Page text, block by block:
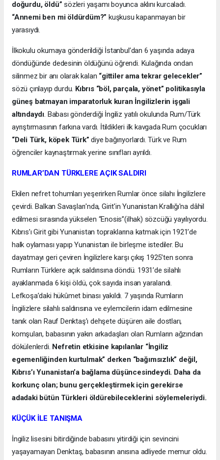
doğurdu, öldü” sözleri yaşamı boyunca aklını kurcaladı.
“Annemi ben mi öldürdüm?”kuşkusu kapanmayan bir
yarasıydı.
İlkokulu okumaya gönderildiği İstanbul’dan 6 yaşında adaya
döndüğünde dedesinin öldüğünü öğrendi. Kulağında ondan
silinmez bir anı olarak kalan “gittiler ama tekrar gelecekler”
sözü çınlayıp durdu. Kıbrıs “böl, parçala, yönet” politikasıyla
güneş batmayan imparatorluk kuran İngilizlerin işgali
altındaydı. Babası gönderdiği İngiliz yatılı okulunda Rum/Türk
ayrıştırmasının farkına vardı. İtildikleri ilk kavgada Rum çocukları
“Deli Türk, köpek Türk” diye bağırıyorlardı. Türk ve Rum
öğrenciler kaynaştırmak yerine sınıfları ayrıldı.
RUMLAR’DAN TÜRKLERE AÇIK SALDIRI
Ekilen nefret tohumları yeşerirken Rumlar önce silahı İngilizlere
çevirdi. Balkan Savaşları'nda, Girit'in Yunanistan Krallığı'na dâhil
edilmesi sırasında yükselen “Enosis”(ilhak) sözcüğü yayılıyordu.
Kıbrıs’ı Girit gibi Yunanistan topraklarına katmak için 1921’de
halk oylaması yapıp Yunanistan ile birleşme istediler. Bu
dayatmayı geri çeviren İngilizlere karşı çıkış 1925’ten sonra
Rumların Türklere açık saldırısına döndü. 1931’de silahlı
ayaklanmada 6 kişi öldü, çok sayıda insan yaralandı.
Lefkoşa’daki hükûmet binası yakıldı. 7 yaşında Rumların
İngilizlere silahlı saldırısına ve eylemcilerin idam edilmesine
tanık olan Rauf Denktaş’ı dehşete düşüren aile dostları,
komşuları, babasının yakın arkadaşları olan Rumların ağzından
dökülenlerdi. Nefretin etkisine kapılanlar “İngiliz
egemenliğinden kurtulmak” derken “bağımsızlık” değil,
Kıbrıs’ı Yunanistan’a bağlama düşüncesindeydi. Daha da
korkunç olan; bunu gerçekleştirmek için gerekirse
adadaki bütün Türkleri öldürebileceklerini söylemeleriydi.
KÜÇÜK İLE TANIŞMA
İngiliz lisesini bitirdiğinde babasını yitirdiği için sevincini
yaşayamayan Denktaş, babasının anısına adliyede memur oldu.